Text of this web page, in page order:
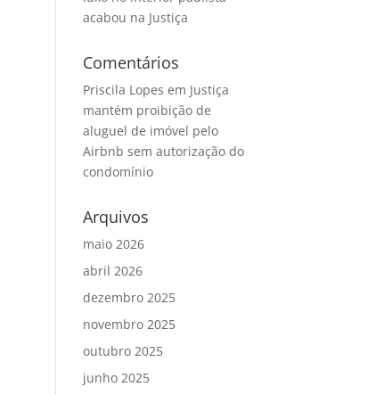
acabou na Justiça
Comentários
Priscila Lopes em Justiça
mantém proibição de
aluguel de imóvel pelo
Airbnb sem autorização do
condomínio
Arquivos
maio 2026
abril 2026
dezembro 2025
novembro 2025
outubro 2025
junho 2025